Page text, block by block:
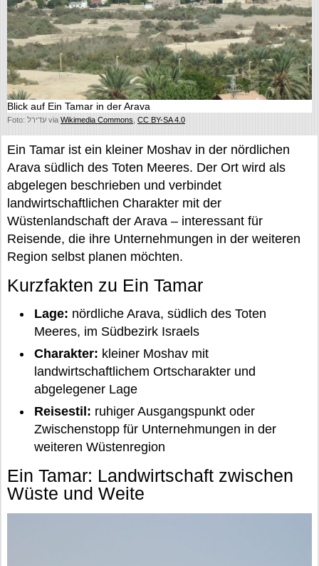
Blick auf Ein Tamar in der Arava
Foto: עדירל via Wikimedia Commons CC BY-SA 4.0
Ein Tamar ist ein kleiner Moshav in der nördlichen
Arava südlich des Toten Meeres. Der Ort wird als
abgelegen beschrieben und verbindet
landwirtschaftlichen Charakter mit der
Wüstenlandschaft der Arava – interessant für
Reisende, die ihre Unternehmungen in der weiteren
Region selbst planen möchten.
Kurzfakten zu Ein Tamar
Lage: nördliche Arava, südlich des Toten
Meeres, im Südbezirk Israels
Charakter: kleiner Moshav mit
landwirtschaftlichem Ortscharakter und
abgelegener Lage
Reisestil: ruhiger Ausgangspunkt oder
Zwischenstopp für Unternehmungen in der
weiteren Wüstenregion
Ein Tamar: Landwirtschaft zwischen
Wüste und Weite